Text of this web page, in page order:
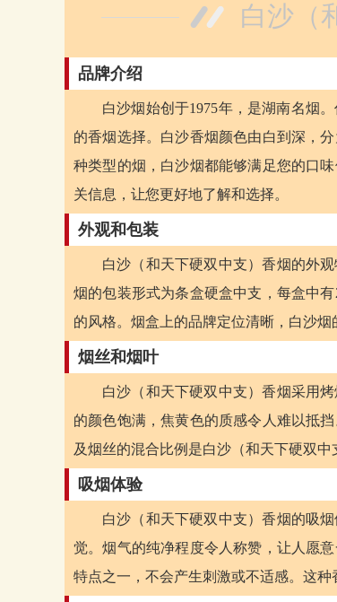
白沙（
品牌介绍
白沙烟始创于1975年，是湖南名烟
的香烟选择。白沙香烟颜色由白到深，
种类型的烟，白沙烟都能够满足您的口
关信息，让您更好地了解和选择。
外观和包装
白沙（和天下硬双中支）香烟的外
烟的包装形式为条盒硬盒中支，每盒中
的风格。烟盒上的品牌定位清晰，白沙烟
烟丝和烟叶
白沙（和天下硬双中支）香烟采用
的颜色饱满，焦黄色的质感令人难以抵
及烟丝的混合比例是白沙（和天下硬双中
吸烟体验
白沙（和天下硬双中支）香烟的吸
觉。烟气的纯净程度令人称赞，让人愿
特点之一，不会产生刺激或不适感。这种